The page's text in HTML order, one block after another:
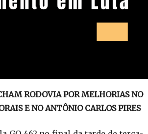
RODOVIA POR MELHORIAS NO
E NO ANTÔNIO CARLOS PIRES